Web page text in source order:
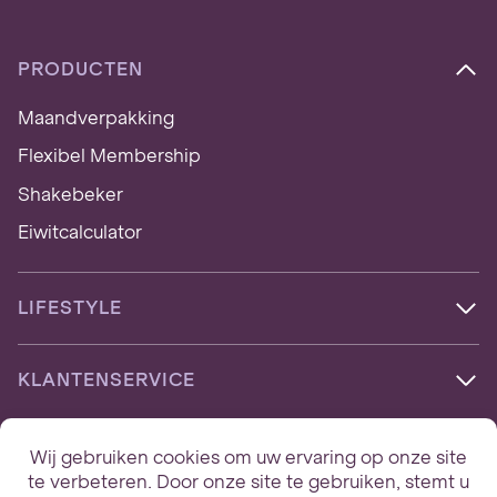
PRODUCTEN
Maandverpakking
Flexibel Membership
Shakebeker
Eiwitcalculator
LIFESTYLE
KLANTENSERVICE
V